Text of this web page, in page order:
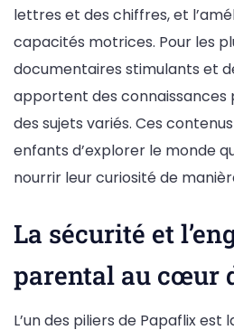
lettres et des chiffres, et
capacités motrices. Pour les
documentaires stimulants et
apportent des connaissances
des sujets variés. Ces
enfants d’explorer le monde
nourrir leur curiosité de
La sécurité et
parental au cœur
L’un des piliers de Papaflix est